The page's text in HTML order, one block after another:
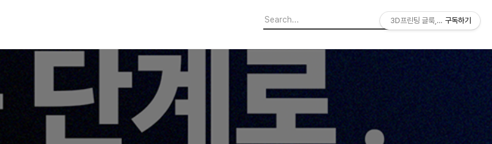
3D프린팅 글룩,GLUCK
구독하기